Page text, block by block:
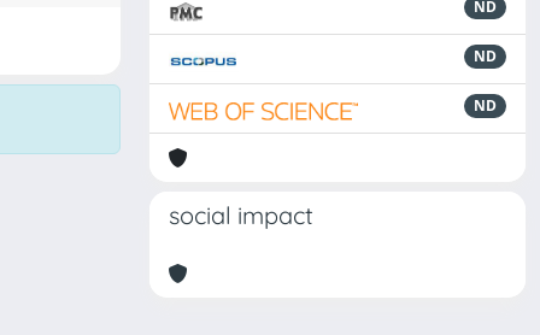
ND
ND
ND
social impact